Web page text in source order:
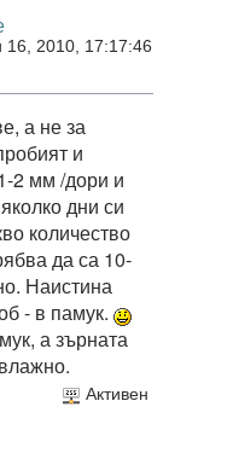
16, 2010, 17:17:46
а не за
и
2 мм /дори и
дни си
количество
да са 10-
Наистина
- в памук.
а зърната
Активен